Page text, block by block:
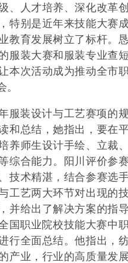
、人才培养、深化改革
特别是近年来技能大赛
教育发展树立了标杆。
服装大赛和服装专业查
本次活动成为推动全市
服装设计与工艺赛项的
和总结，她指出，要在
养师生设计手绘、立裁
综合能力。阳川评价参
技术精湛，结合参赛选
工艺两大环节对出现的
并给出了解决方案的指
国职业院校技能大赛中
行全面总结。他指出，
产业，行业的高质量发